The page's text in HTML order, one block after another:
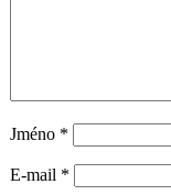
Jméno *
E-mail *